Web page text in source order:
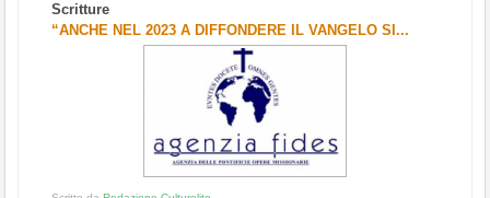
Scritture
“ANCHE NEL 2023 A DIFFONDERE IL VANGELO SI...